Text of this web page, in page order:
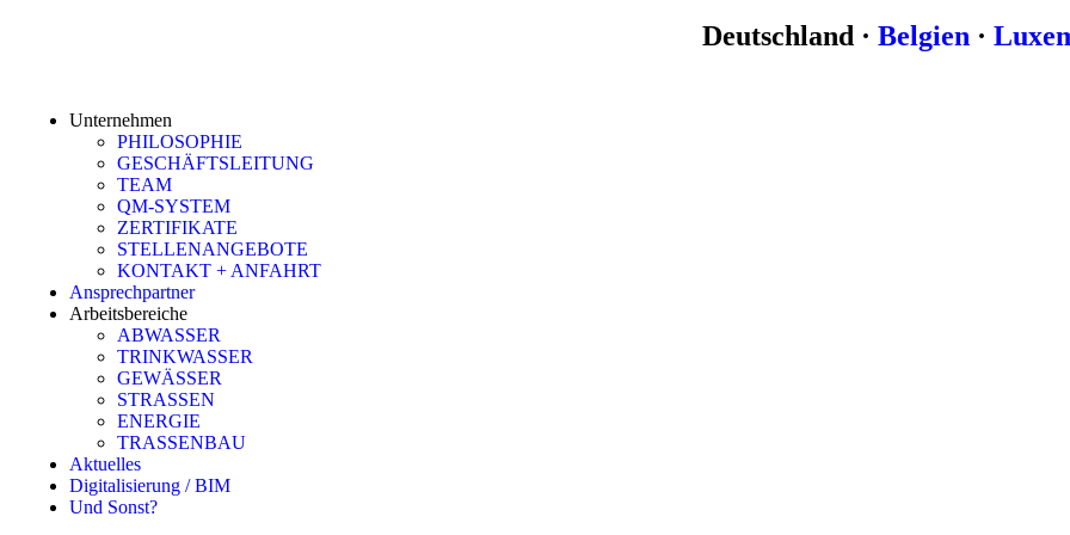
Deutschland · Belgien ·
Unternehmen
PHILOSOPHIE
GESCHÄFTSLEITUNG
TEAM
QM-SYSTEM
ZERTIFIKATE
STELLENANGEBOTE
KONTAKT + ANFAHRT
Ansprechpartner
Arbeitsbereiche
ABWASSER
TRINKWASSER
GEWÄSSER
STRASSEN
ENERGIE
TRASSENBAU
Aktuelles
Digitalisierung / BIM
Und Sonst?